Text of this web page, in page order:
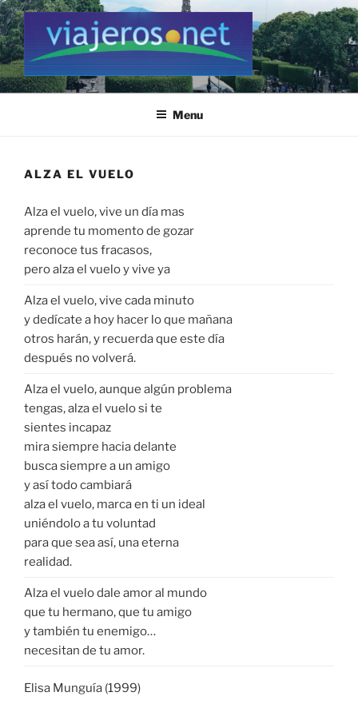
Skip
to
content
VIAJEROS.NET
Viajeros.net / Personal Site
Menu
ALZA EL VUELO
Alza el vuelo, vive un día mas
aprende tu momento de gozar
reconoce tus fracasos,
pero alza el vuelo y vive ya
Alza el vuelo, vive cada minuto
y dedícate a hoy hacer lo que mañana
otros harán, y recuerda que este día
después no volverá.
Alza el vuelo, aunque algún problema
tengas, alza el vuelo si te
sientes incapaz
mira siempre hacia delante
busca siempre a un amigo
y así todo cambiará
alza el vuelo, marca en ti un ideal
uniéndolo a tu voluntad
para que sea así, una eterna
realidad.
Alza el vuelo dale amor al mundo
que tu hermano, que tu amigo
y también tu enemigo…
necesitan de tu amor.
Elisa Munguía (1999)